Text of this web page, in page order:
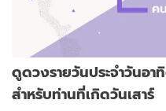
ดูดวงรายวันประจำวันอ
สำหรับท่านที่เกิดวันเสาร์